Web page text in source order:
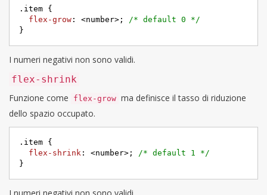
.item {
flex-grow : <number>; /* default 0 */
}
I numeri negativi non sono validi.
flex-shrink
Funzione come
flex-grow ma definisce il tasso di riduzione
dello spazio occupato.
.item {
flex-shrink : <number>; /* default 1 */
}